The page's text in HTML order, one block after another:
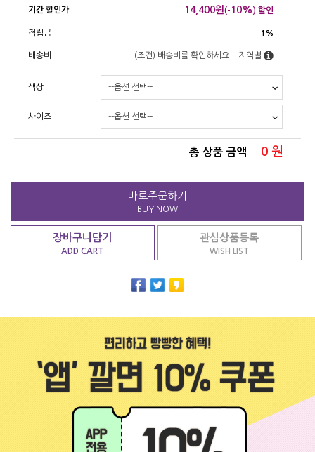
기간 할인가 14,400원(- 10%) 할인
적립금 1%
배송비 (조건) 배송비를 확인하세요 지역별
색상
사이즈
총 상품 금액 0 원
바로주문하기
BUY NOW
장바구니담기
ADD CART
관심상품등록
WISH LIST